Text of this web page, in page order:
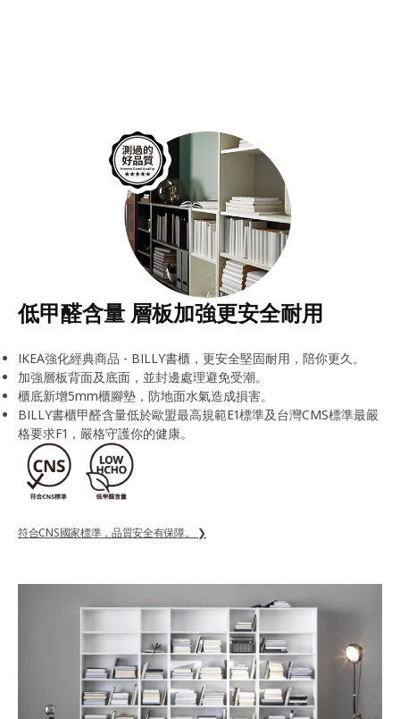
低甲醛含量 層板加強更安全耐用
IKEA強化經典商品 - BILLY書櫃，更安全堅固耐用，陪你更久。
加強層板背面及底面，並封邊處理避免受潮。
櫃底新增5mm櫃腳墊，防地面水氣造成損害。
BILLY書櫃甲醛含量低於歐盟最高規範E1標準及台灣CMS標準最嚴
格要求F1，嚴格守護你的健康。
符合CNS國家標準，品質安全有保障。 ❯